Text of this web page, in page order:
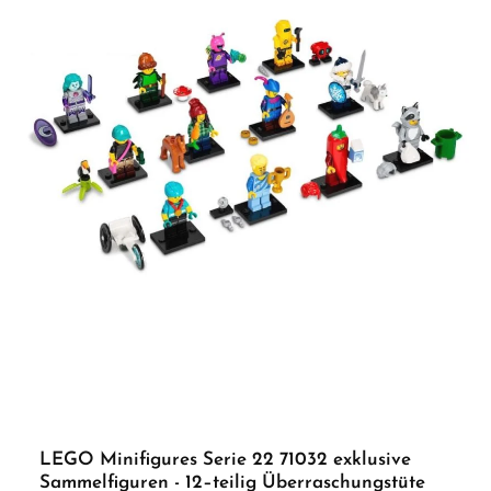
LEGO Minifigures Serie 22 71032 exklusive
Sammelfiguren - 12–teilig Überraschungstüte